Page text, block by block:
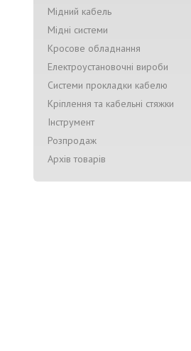
Мідний кабель
Мідні системи
Кросове обладнання
Електроустановочні вироби
Системи прокладки кабелю
Кріплення та кабельні стяжки
Інструмент
Розпродаж
Архів товарів